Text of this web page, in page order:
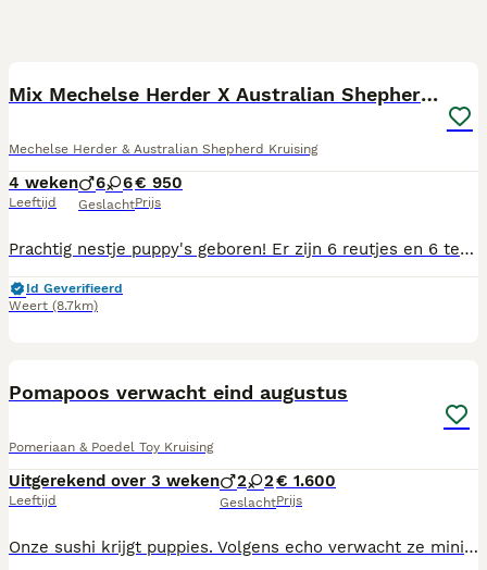
Mix Mechelse Herder X Australian Shepherd Puppy's
Mechelse Herder & Australian Shepherd Kruising
4 weken
Leeftijd
6 6
Geslacht
€ 950
Prijs
Prachtig nestje puppy's geboren! Er zijn 6 reutjes en 6 teefjes, stuk voor stuk uniek in kleur, vachttekening en vachtlengte. De pups groeien in huiselijke kring op. Mamma is een volle Mechelse Herder, lief van karakter, waaks, zeer trouw aan haar baasjes en gezin. Pappa is een Australian Shepherd, merle van vacht (foto 2 en 3) lief en speels karakter, een echte laid-back jongen. Beide ouders zijn getest op erfelijke afwijkingen, ook heupen/ellebogen, MDR1 VRIJ. De puppy's zijn nu bijna drie weken en mogen nu bezoek ontvangen. Eind augustus/begin september mogen ze naar hun nieuwe baasjes. Ze zijn dan voorzien van een chip, zijn geënt, en hebben een paspoortje. Ook zijn ze dan meerdere keren ontwormd. Iedere pup krijgt ook een puppypakket mee met speeltje, een doekje met nestgeur en puppybrokjes voor de eerste dagen. Let wel: een herder heeft een consequente opvoeding nodig; niet streng, maar duidelijk. Nee is nee, en ja is ja. Het eerste jaar zal pittig zijn, maar dan heb je een vriend voor het leven! Ervaring met honden is een pré. Voor meer info mag u altijd contact opnemen (06-22651748) en op verzoek stuur ik u een filmpje.
Id Geverifieerd
Weert (8.7km)
Pomapoos verwacht eind augustus
Pomeriaan & Poedel Toy Kruising
Uitgerekend over 3 weken
Leeftijd
2 2
Geslacht
€ 1.600
Prijs
Onze sushi krijgt puppies. Volgens echo verwacht ze minimaal 3 of 4 puppies. Ze is gedekt met toypoedel tinus.